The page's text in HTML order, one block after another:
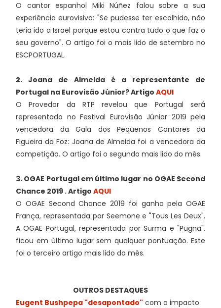
O cantor espanhol Miki Núñez falou sobre a sua
experiência eurovisiva: "Se pudesse ter escolhido, não
teria ido a Israel porque estou contra tudo o que faz o
seu governo". O artigo foi o mais lido de setembro no
ESCPORTUGAL.
2. Joana de Almeida é a representante de
Portugal na Eurovisão Júnior?Artigo AQUI
O Provedor da RTP revelou que Portugal será
representado no Festival Eurovisão Júnior 2019 pela
vencedora da Gala dos Pequenos Cantores da
Figueira da Foz: Joana de Almeida foi a vencedora da
competição. O artigo foi o segundo mais lido do mês.
3. OGAE Portugal em último lugar no OGAE Second
Chance 2019 . Artigo AQUI
O OGAE Second Chance 2019 foi ganho pela OGAE
França, representada por Seemone e "Tous Les Deux".
A OGAE Portugal, representada por Surma e "Pugna",
ficou em último lugar sem qualquer pontuação. Este
foi o terceiro artigo mais lido do mês.
OUTROS DESTAQUES
Eugent Bushpepa "desapontado" com o impacto